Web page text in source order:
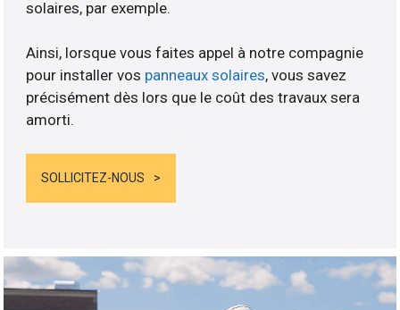
solaires, par exemple.
Ainsi, lorsque vous faites appel à notre compagnie
pour installer vos panneaux solaires, vous savez
précisément dès lors que le coût des travaux sera
amorti.
SOLLICITEZ-NOUS